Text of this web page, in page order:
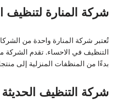
شركة المنارة لتنظيف
تُعتبر شركة المنارة واحدة من
التنظيف في الاحساء. تقدم الشركة
بدءًا من المنظفات المنزلية إلى
شركة التنظيف الحديثة